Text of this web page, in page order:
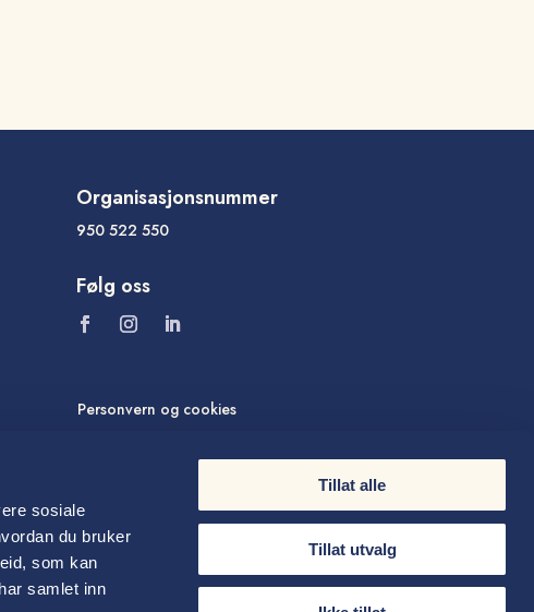
sosiale
du bruker
som kan
samlet inn
Tillat alle
Tillat utvalg
Organisasjonsnummer
950 522 550
Følg oss
Personvern og cookies